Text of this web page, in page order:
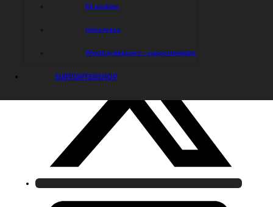
Bli medlem
Hejla Arena
Westbay Skippers – supporterklubb
SUPPORTERSHOP